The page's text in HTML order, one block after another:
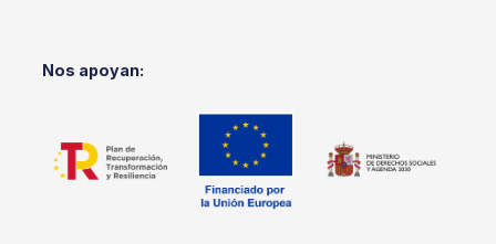
Nos apoyan: